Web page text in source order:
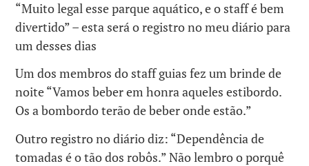
“Muito legal esse parque aquático, e o staff é bem
divertido” – esta será o registro no meu diário para
um desses dias
Um dos membros do staff guias fez um brinde de
noite “Vamos beber em honra aqueles estibordo.
Os a bombordo terão de beber onde estão.”
Outro registro no diário diz: “Dependência de
tomadas é o tão dos robôs.” Não lembro o porquê